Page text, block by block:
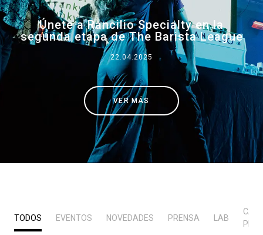
Únete a Rancilio Specialty en la
segunda etapa de The Barista League
22.04.2025
VER MÁS
TODOS EVENTOS NOVEDADES PRENSA LAB
Our brands
Group
Sostenibilidad